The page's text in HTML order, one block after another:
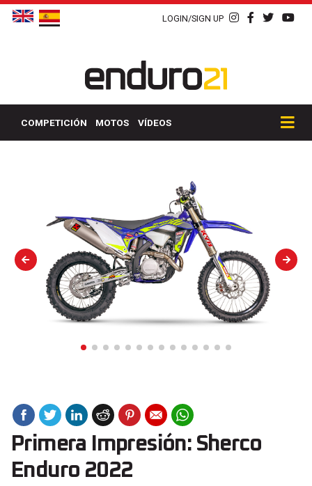
LOGIN/SIGN UP
COMPETICIÓN MOTOS VÍDEOS
Primera Impresión: Sherco
Enduro 2022